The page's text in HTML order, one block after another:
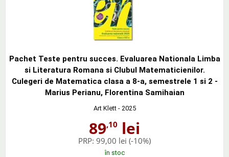
Pachet Teste pentru succes. Evaluarea Nationala Limba
si Literatura Romana si Clubul Matematicienilor.
Culegeri de Matematica clasa a 8-a, semestrele 1 si 2 -
Marius Perianu, Florentina Samihaian
Art Klett- 2025
89,10 lei
PRP: 99,00 lei (-10%)
în stoc